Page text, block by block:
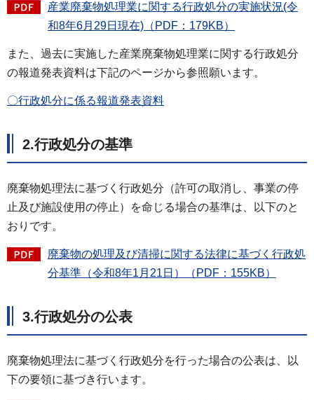
産業廃棄物処理業に関する行政処分の実施状況(令
和8年6月29日現在)（PDF：179KB）
また、過去に実施した産業廃棄物処理業に関する行政処分
の報道発表資料は下記のページから参照願います。
〇行政処分に係る報道発表資料
2.行政処分の基準
廃棄物処理法に基づく行政処分（許可の取消し、事業の停
止及び施設使用の停止）を命じる場合の基準は、以下のと
おりです。
廃棄物の処理及び清掃に関する法律に基づく行政処
分基準（令和8年1月21日）（PDF：155KB）
3.行政処分の公表
廃棄物処理法に基づく行政処分を行った場合の公表は、以
下の要領に基づき行います。